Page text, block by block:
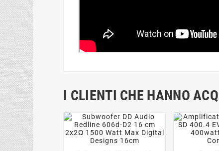
I CLIENTI CHE HANNO